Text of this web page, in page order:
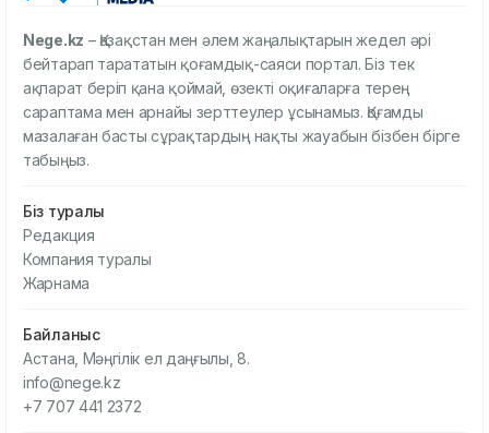
Nege.kz – Қазақстан мен әлем жаңалықтарын жедел әрі
бейтарап тарататын қоғамдық-саяси портал. Біз тек
ақпарат беріп қана қоймай, өзекті оқиғаларға терең
сараптама мен арнайы зерттеулер ұсынамыз. Қоғамды
мазалаған басты сұрақтардың нақты жауабын бізбен бірге
табыңыз.
Біз туралы
Редакция
Компания туралы
Жарнама
Байланыс
Астана, Мәңгілік ел даңғылы, 8.
info@nege.kz
+7 707 441 2372